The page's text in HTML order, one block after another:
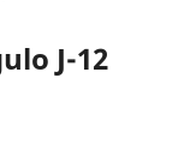
J-12